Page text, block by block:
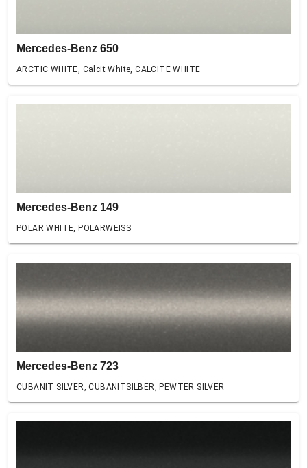
Mercedes-Benz 650
ARCTIC WHITE, Calcit White, CALCITE WHITE
Mercedes-Benz 149
POLAR WHITE, POLARWEISS
Mercedes-Benz 723
CUBANIT SILVER, CUBANITSILBER, PEWTER SILVER